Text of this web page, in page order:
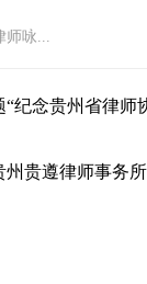
咏...
纪念贵州省律
贵遵律师事务所